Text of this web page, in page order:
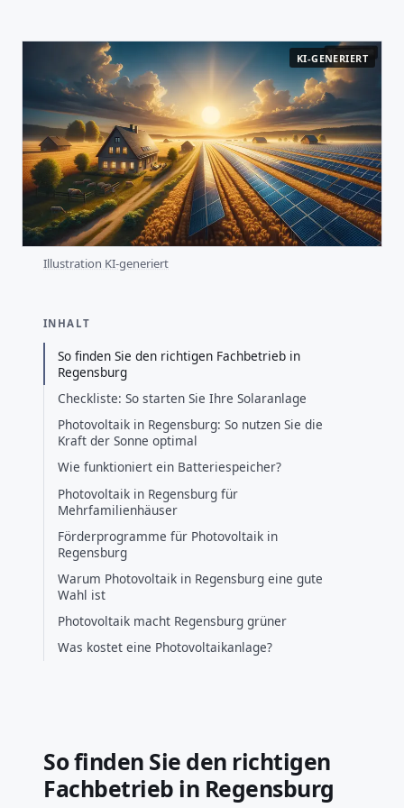
KI-GENERIERT
Illustration KI-generiert
INHALT
So finden Sie den richtigen Fachbetrieb in
Regensburg
Checkliste: So starten Sie Ihre Solaranlage
Photovoltaik in Regensburg: So nutzen Sie die
Kraft der Sonne optimal
Wie funktioniert ein Batteriespeicher?
Photovoltaik in Regensburg für
Mehrfamilienhäuser
Förderprogramme für Photovoltaik in
Regensburg
Warum Photovoltaik in Regensburg eine gute
Wahl ist
Photovoltaik macht Regensburg grüner
Was kostet eine Photovoltaikanlage?
So finden Sie den richtigen
Fachbetrieb in Regensburg